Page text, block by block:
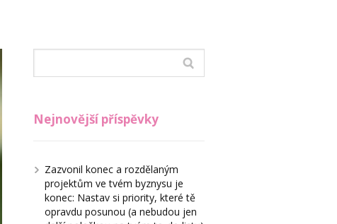
Nejnovější příspěvky
Zazvonil konec a rozdělaným
projektům ve tvém byznysu je
konec: Nastav si priority, které tě
opravdu posunou (a nebudou jen